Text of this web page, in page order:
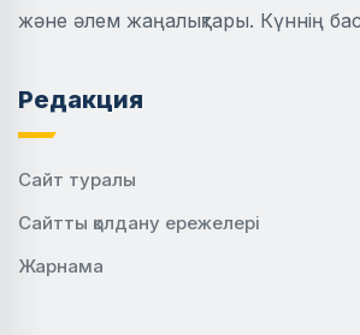
және әлем жаңалықтары. Күннің
Редакция
Сайт туралы
Сайтты қолдану ережелері
Жарнама